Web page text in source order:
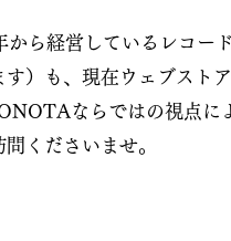
から経営しているレコー
）も、現在ウェブスト
ならではの視点に
くださいませ。